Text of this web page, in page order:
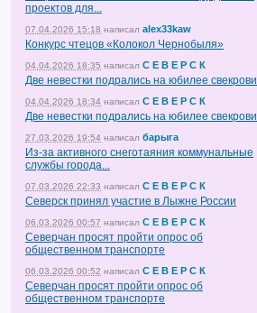
проектов для...
07.04.2026 15:18 написал alex33kaw
Конкурс чтецов «Колокол Чернобыля»
04.04.2026 18:35 написал С Е В Е Р С К
Две невестки подрались на юбилее свекрови
04.04.2026 18:34 написал С Е В Е Р С К
Две невестки подрались на юбилее свекрови
27.03.2026 19:54 написал барыга
Из-за активного снеготаяния коммунальные
службы города...
07.03.2026 22:33 написал С Е В Е Р С К
Северск принял участие в Лыжне России
06.03.2026 00:57 написал С Е В Е Р С К
Северчан просят пройти опрос об
общественном транспорте
06.03.2026 00:52 написал С Е В Е Р С К
Северчан просят пройти опрос об
общественном транспорте